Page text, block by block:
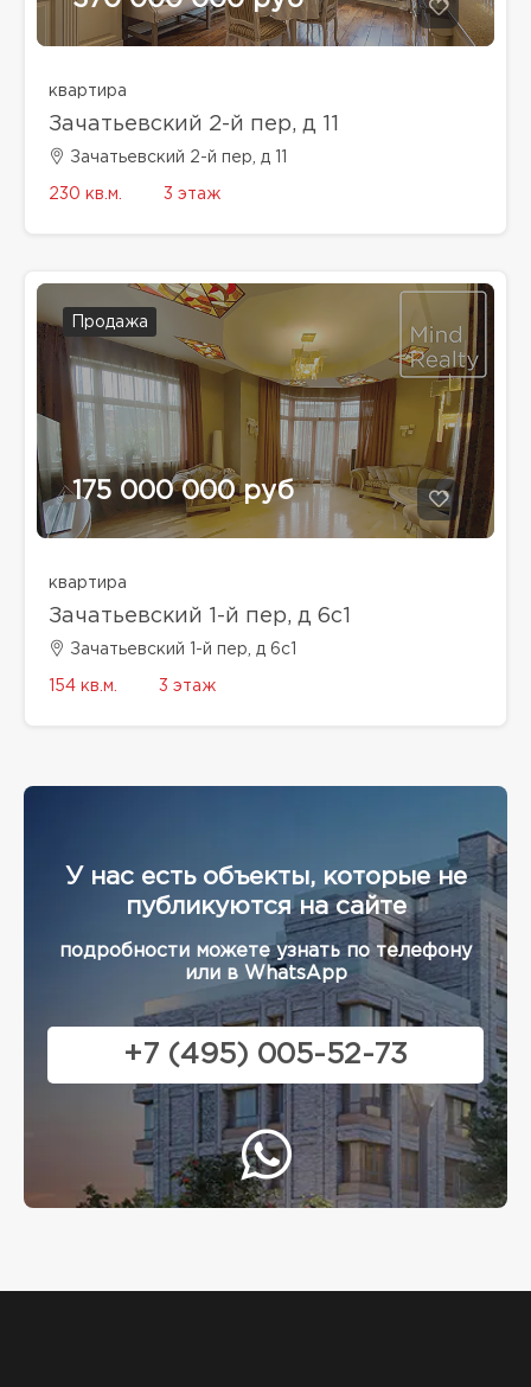
квартира
Зачатьевский 2-й пер, д 11
Зачатьевский 2-й пер, д 11
230 кв.м. 3 этаж
Продажа
175 000 000 руб
квартира
Зачатьевский 1-й пер, д 6с1
Зачатьевский 1-й пер, д 6с1
154 кв.м. 3 этаж
У нас есть объекты, которые не
публикуются на сайте
подробности можете узнать по телефону
или в WhatsApp
+7 (495) 005-52-73